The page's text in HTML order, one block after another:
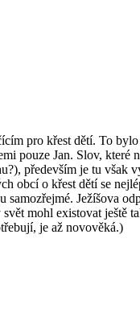
pro křest dětí. To
pouze Jan. Slov, které
především je tu však
obcí o křest dětí se
Ježíšova
mohl existovat ještě
je až novověká.)